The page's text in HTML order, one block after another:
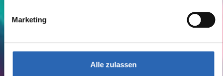
Marketing
Alle zulassen